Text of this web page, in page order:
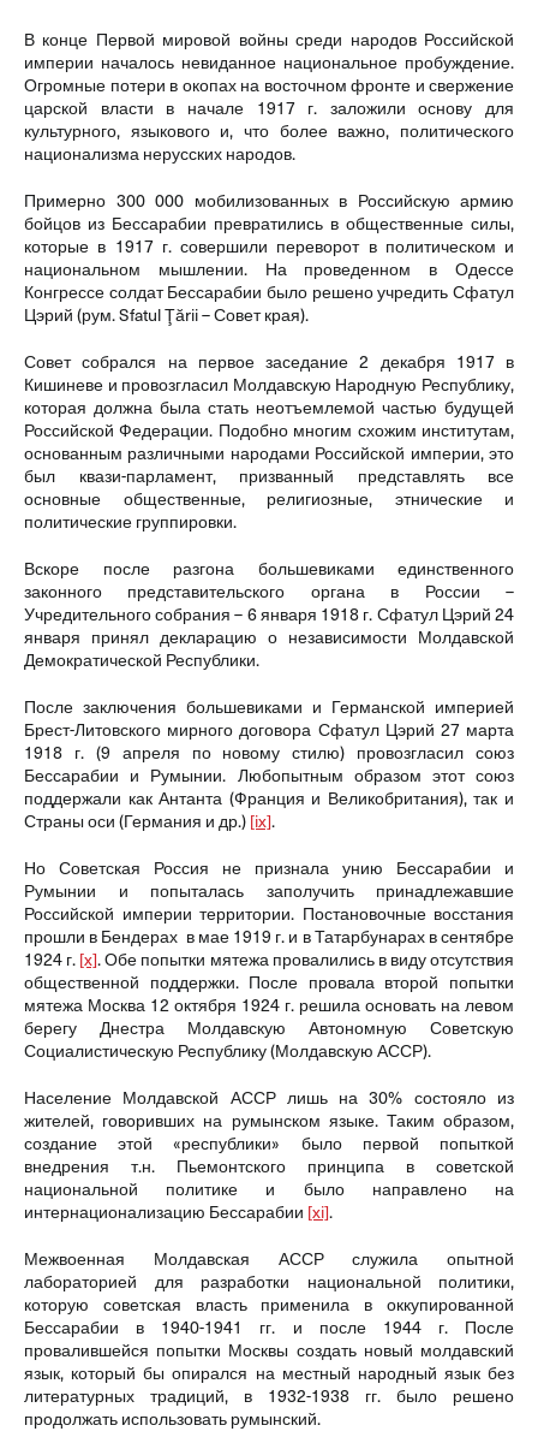
В конце Первой мировой войны среди народов Российской
империи началось невиданное национальное пробуждение.
Огромные потери в окопах на восточном фронте и свержение
царской власти в начале 1917 г. заложили основу для
культурного, языкового и, что более важно, политического
национализма нерусских народов.
Примерно 300 000 мобилизованных в Российскую армию
бойцов из Бессарабии превратились в общественные силы,
которые в 1917 г. совершили переворот в политическом и
национальном мышлении. На проведенном в Одессе
Конгрессе солдат Бессарабии было решено учредить Сфатул
Цэрий (рум. Sfatul Ţării – Совет края).
Совет собрался на первое заседание 2 декабря 1917 в
Кишиневе и провозгласил Молдавскую Народную Республику,
которая должна была стать неотъемлемой частью будущей
Российской Федерации. Подобно многим схожим институтам,
основанным различными народами Российской империи, это
был квази-парламент, призванный представлять все
основные общественные, религиозные, этнические и
политические группировки.
Вскоре после разгона большевиками единственного
законного представительского органа в России –
Учредительного собрания – 6 января 1918 г. Сфатул Цэрий 24
января принял декларацию о независимости Молдавской
Демократической Республики.
После заключения большевиками и Германской империей
Брест-Литовского мирного договора Сфатул Цэрий 27 марта
1918 г. (9 апреля по новому стилю) провозгласил союз
Бессарабии и Румынии. Любопытным образом этот союз
поддержали как Антанта (Франция и Великобритания), так и
Страны оси (Германия и др.)[ix].
Но Советская Россия не признала унию Бессарабии и
Румынии и попыталась заполучить принадлежавшие
Российской империи территории. Постановочные восстания
прошли в Бендерах в мае 1919 г. и в Татарбунарах в сентябре
1924 г.[x]. Обе попытки мятежа провалились в виду отсутствия
общественной поддержки. После провала второй попытки
мятежа Москва 12 октября 1924 г. решила основать на левом
берегу Днестра Молдавскую Автономную Советскую
Социалистическую Республику (Молдавскую АССР).
Население Молдавской АССР лишь на 30% состояло из
жителей, говоривших на румынском языке. Таким образом,
создание этой «республики» было первой попыткой
внедрения т.н. Пьемонтского принципа в советской
национальной политике и было направлено на
интернационализацию Бессарабии [xi].
Межвоенная Молдавская АССР служила опытной
лабораторией для разработки национальной политики,
которую советская власть применила в оккупированной
Бессарабии в 1940-1941 гг. и после 1944 г. После
провалившейся попытки Москвы создать новый молдавский
язык, который бы опирался на местный народный язык без
литературных традиций, в 1932-1938 гг. было решено
продолжать использовать румынский.